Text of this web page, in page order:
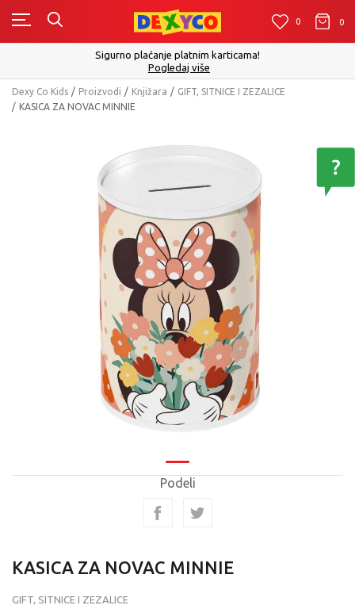
0 0
Sigurno plaćanje platnim karticama!
Pogledaj više
Dexy Co Kids Proizvodi Knjižara
GIFT, SITNICE I ZEZALICE
KASICA ZA NOVAC MINNIE
Podeli
KASICA ZA NOVAC MINNIE
GIFT, SITNICE I ZEZALICE